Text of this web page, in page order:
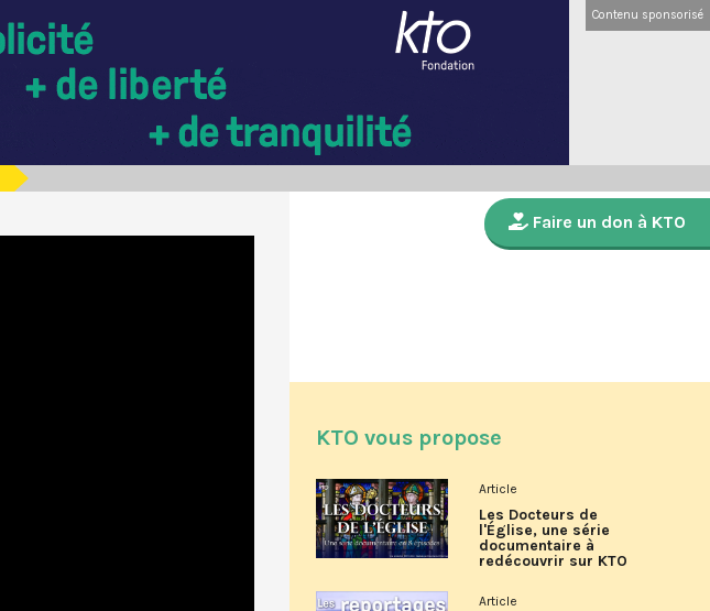
Contenu sponsorisé
Faire un don à KTO
KTO vous propose
Article
Les Docteurs de
l'Église, une série
documentaire à
redécouvrir sur KTO
Article